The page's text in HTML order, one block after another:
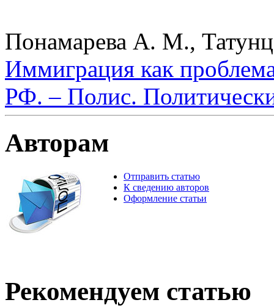
Понамарева А. М.,
Иммиграция как
РФ. – Полис.
Авторам
Отправить статью
К сведению авторов
Оформление статьи
Рекомендуем статью